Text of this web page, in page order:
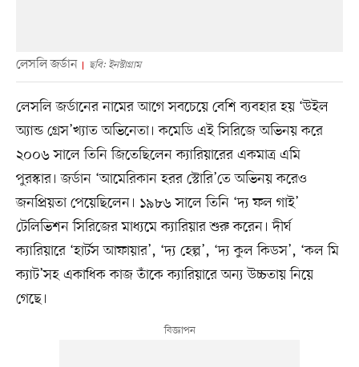
লেসলি জর্ডান ছবি: ইনস্টাগ্রাম
লেসলি জর্ডানের নামের আগে সবচেয়ে বেশি ব্যবহার হয় ‘উইল
অ্যান্ড গ্রেস’খ্যাত অভিনেতা। কমেডি এই সিরিজে অভিনয় করে
২০০৬ সালে তিনি জিতেছিলেন ক্যারিয়ারের একমাত্র এমি
পুরস্কার। জর্ডান ‘আমেরিকান হরর স্টোরি’তে অভিনয় করেও
জনপ্রিয়তা পেয়েছিলেন। ১৯৮৬ সালে তিনি ‘দ্য ফল গাই’
টেলিভিশন সিরিজের মাধ্যমে ক্যারিয়ার শুরু করেন। দীর্ঘ
ক্যারিয়ারে ‘হার্টস আফায়ার’, ‘দ্য হেল্প’, ‘দ্য কুল কিডস’, ‘কল মি
ক্যাট’সহ একাধিক কাজ তাঁকে ক্যারিয়ারে অন্য উচ্চতায় নিয়ে
গেছে।